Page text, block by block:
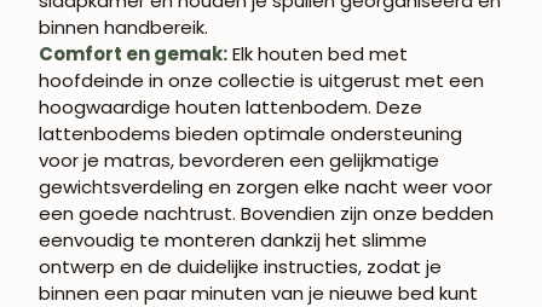
binnen handbereik.
Comfort en gemak:Elk houten bed met
hoofdeinde in onze collectie is uitgerust met een
hoogwaardige houten lattenbodem. Deze
lattenbodems bieden optimale ondersteuning
voor je matras, bevorderen een gelijkmatige
gewichtsverdeling en zorgen elke nacht weer voor
een goede nachtrust. Bovendien zijn onze bedden
eenvoudig te monteren dankzij het slimme
ontwerp en de duidelijke instructies, zodat je
binnen een paar minuten van je nieuwe bed kunt